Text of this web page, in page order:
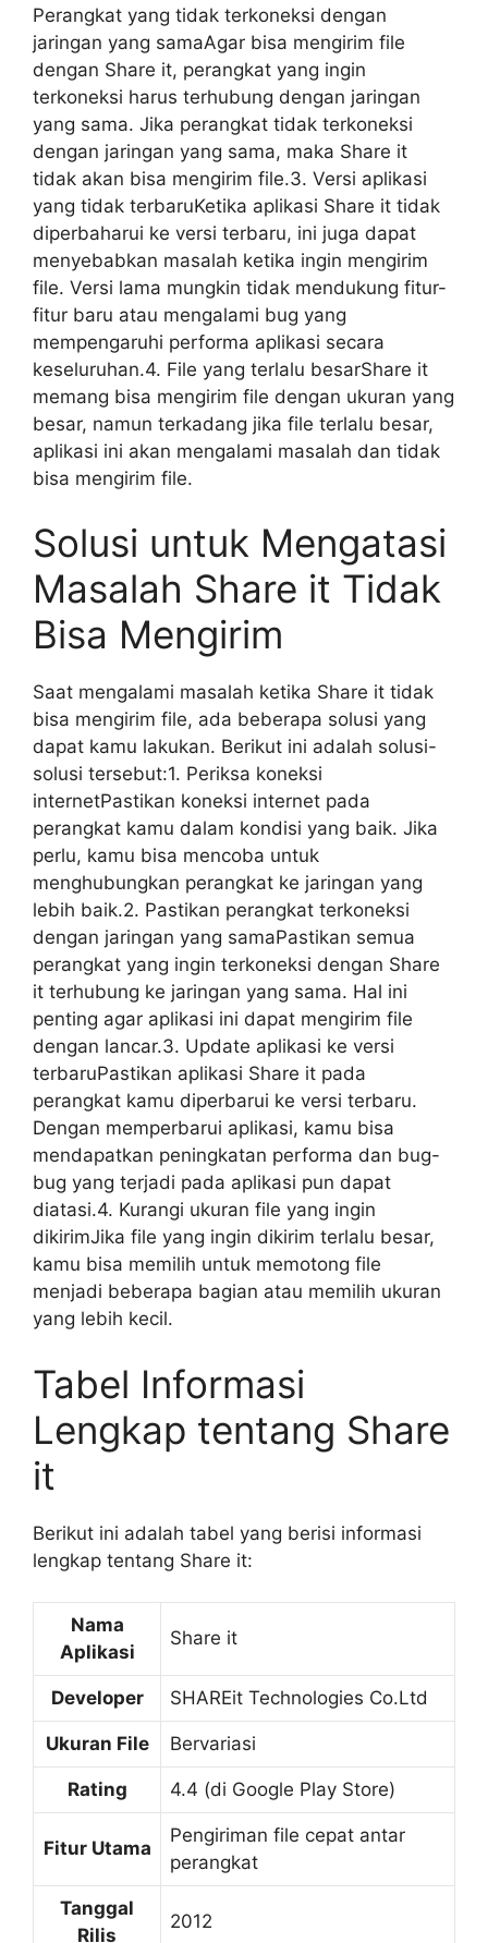
Perangkat yang tidak terkoneksi dengan
jaringan yang samaAgar bisa mengirim file
dengan Share it, perangkat yang ingin
terkoneksi harus terhubung dengan jaringan
yang sama. Jika perangkat tidak terkoneksi
dengan jaringan yang sama, maka Share it
tidak akan bisa mengirim file.3. Versi aplikasi
yang tidak terbaruKetika aplikasi Share it tidak
diperbaharui ke versi terbaru, ini juga dapat
menyebabkan masalah ketika ingin mengirim
file. Versi lama mungkin tidak mendukung fitur-
fitur baru atau mengalami bug yang
mempengaruhi performa aplikasi secara
keseluruhan.4. File yang terlalu besarShare it
memang bisa mengirim file dengan ukuran yang
besar, namun terkadang jika file terlalu besar,
aplikasi ini akan mengalami masalah dan tidak
bisa mengirim file.
Solusi untuk Mengatasi
Masalah Share it Tidak
Bisa Mengirim
Saat mengalami masalah ketika Share it tidak
bisa mengirim file, ada beberapa solusi yang
dapat kamu lakukan. Berikut ini adalah solusi-
solusi tersebut:1. Periksa koneksi
internetPastikan koneksi internet pada
perangkat kamu dalam kondisi yang baik. Jika
perlu, kamu bisa mencoba untuk
menghubungkan perangkat ke jaringan yang
lebih baik.2. Pastikan perangkat terkoneksi
dengan jaringan yang samaPastikan semua
perangkat yang ingin terkoneksi dengan Share
it terhubung ke jaringan yang sama. Hal ini
penting agar aplikasi ini dapat mengirim file
dengan lancar.3. Update aplikasi ke versi
terbaruPastikan aplikasi Share it pada
perangkat kamu diperbarui ke versi terbaru.
Dengan memperbarui aplikasi, kamu bisa
mendapatkan peningkatan performa dan bug-
bug yang terjadi pada aplikasi pun dapat
diatasi.4. Kurangi ukuran file yang ingin
dikirimJika file yang ingin dikirim terlalu besar,
kamu bisa memilih untuk memotong file
menjadi beberapa bagian atau memilih ukuran
yang lebih kecil.
Tabel Informasi
Lengkap tentang Share
it
Berikut ini adalah tabel yang berisi informasi
lengkap tentang Share it:
Nama
Aplikasi
Share it
Developer SHAREit Technologies Co.Ltd
Ukuran File Bervariasi
Rating 4.4 (di Google Play Store)
Fitur Utama
Pengiriman file cepat antar
perangkat
Tanggal
Rilis
2012